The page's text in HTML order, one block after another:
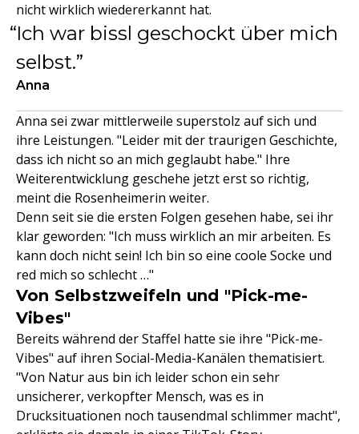
nicht wirklich wiedererkannt hat.
Ich war bissl geschockt über mich
selbst.
Anna
Anna sei zwar mittlerweile superstolz auf sich und
ihre Leistungen. "Leider mit der traurigen Geschichte,
dass ich nicht so an mich geglaubt habe." Ihre
Weiterentwicklung geschehe jetzt erst so richtig,
meint die Rosenheimerin weiter.
Denn seit sie die ersten Folgen gesehen habe, sei ihr
klar geworden: "Ich muss wirklich an mir arbeiten. Es
kann doch nicht sein! Ich bin so eine coole Socke und
red mich so schlecht …"
Von Selbstzweifeln und "Pick-me-
Vibes"
Bereits während der Staffel hatte sie ihre "Pick-me-
Vibes" auf ihren Social-Media-Kanälen thematisiert.
"Von Natur aus bin ich leider schon ein sehr
unsicherer, verkopfter Mensch, was es in
Drucksituationen noch tausendmal schlimmer macht",